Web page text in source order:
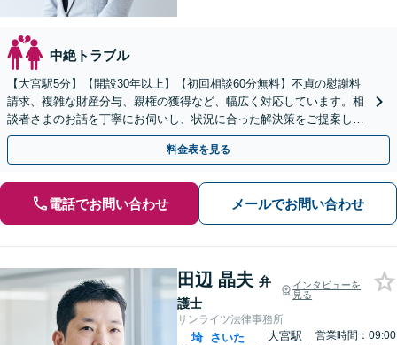
中絶トラブル
【大宮駅5分】【開設30年以上】【初回相談60分無料】不貞の慰謝料
請求、複雑な財産分与、親権の獲得など、幅広く対応しています。相
談者さまのお話を丁寧にお伺いし、状況に合った解決策をご提案しま
す。【電話相談可】【休日・夜間対応】
料金表を見る
電話でお問い合わせ メールでお問い合わせ
田辺 晶夫 弁
護士
インタビューを
見る
サンライツ法律事務所
埼 さいた
大宮駅
営業時間：09:00